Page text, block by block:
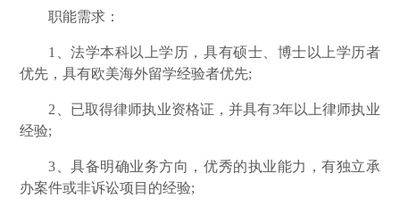
职能需求：
1、法学本科以上学历，具有硕士、博士以上学历者
优先，具有欧美海外留学经验者优先;
2、已取得律师执业资格证，并具有3年以上律师执业
经验;
3、具备明确业务方向，优秀的执业能力，有独立承
办案件或非诉讼项目的经验;